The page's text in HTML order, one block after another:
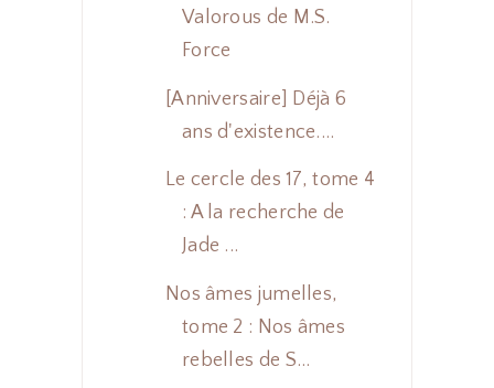
Valorous de M.S.
Force
[Anniversaire] Déjà 6
ans d'existence....
Le cercle des 17, tome 4
: A la recherche de
Jade ...
Nos âmes jumelles,
tome 2 : Nos âmes
rebelles de S...